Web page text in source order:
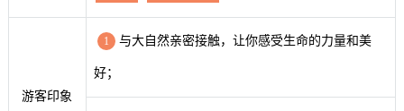
游客印象
1 与大自然亲密接触，让你感受生命的力量和美
好；